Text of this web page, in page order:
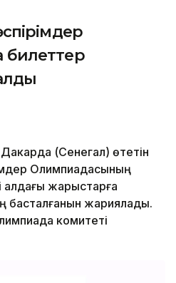
(Сенегал) өтетін
Олимпиадасының
жарыстарға
басталғанын жариялады.
комитеті